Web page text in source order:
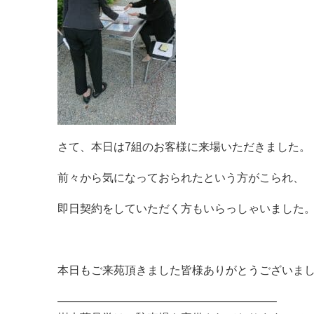
さて、本日は7組のお客様に来場いただきました。
前々から気になっておられたという方がこられ、
即日契約をしていただく方もいらっしゃいました。
本日もご来苑頂きました皆様ありがとうございまし
———————————————————–